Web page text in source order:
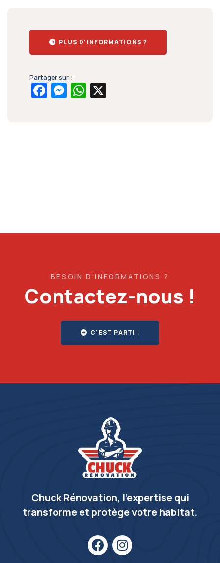
PLUS D'INFORMATIONS ?
Partager sur :
Facebook
Messenger
WhatsApp
BESOIN D’INFORMATIONS ?
Contactez-nous !
C'EST PARTI !
Chuck Rénovation, l’expertise qui
transforme et protège votre habitat.